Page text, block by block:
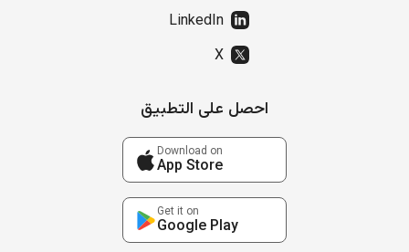
LinkedIn
X
احصل على التطبيق
Download on
App Store
Get it on
Google Play